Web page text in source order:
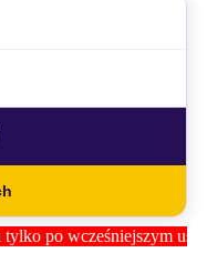
po wcześniejszym